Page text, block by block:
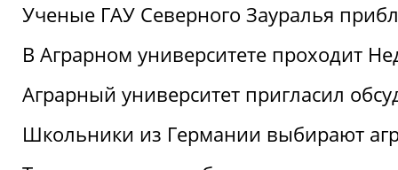
Ученые ГАУ Северного Зауралья
В Аграрном университете проходит
Аграрный университет пригласил
Школьники из Германии выбирают